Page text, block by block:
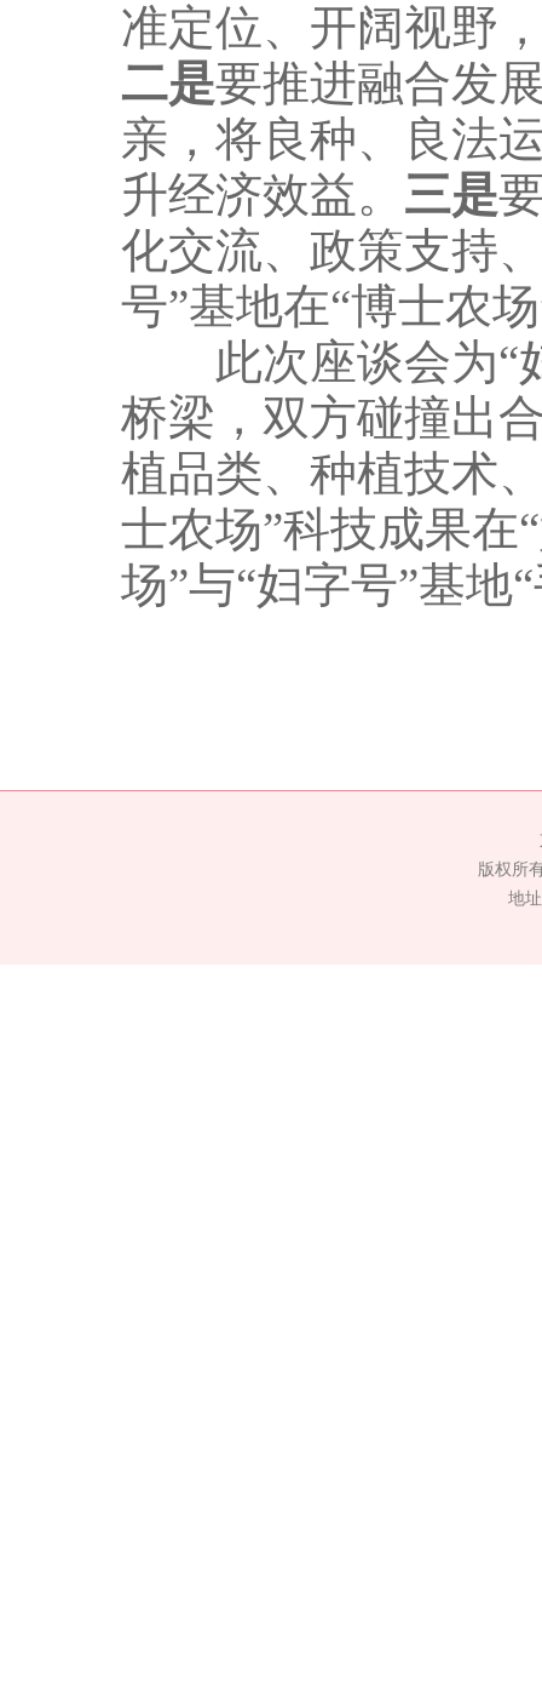
准定位、开阔视野
二是要推进融合发
亲，将良种、良法
升经济效益。 三是
化交流、政策支持
号”基地在“博士农
此次座谈会为“妇
桥梁，双方碰撞出
植品类、种植技术
士农场”科技成果在
场”与“妇字号”基地
版权所
地